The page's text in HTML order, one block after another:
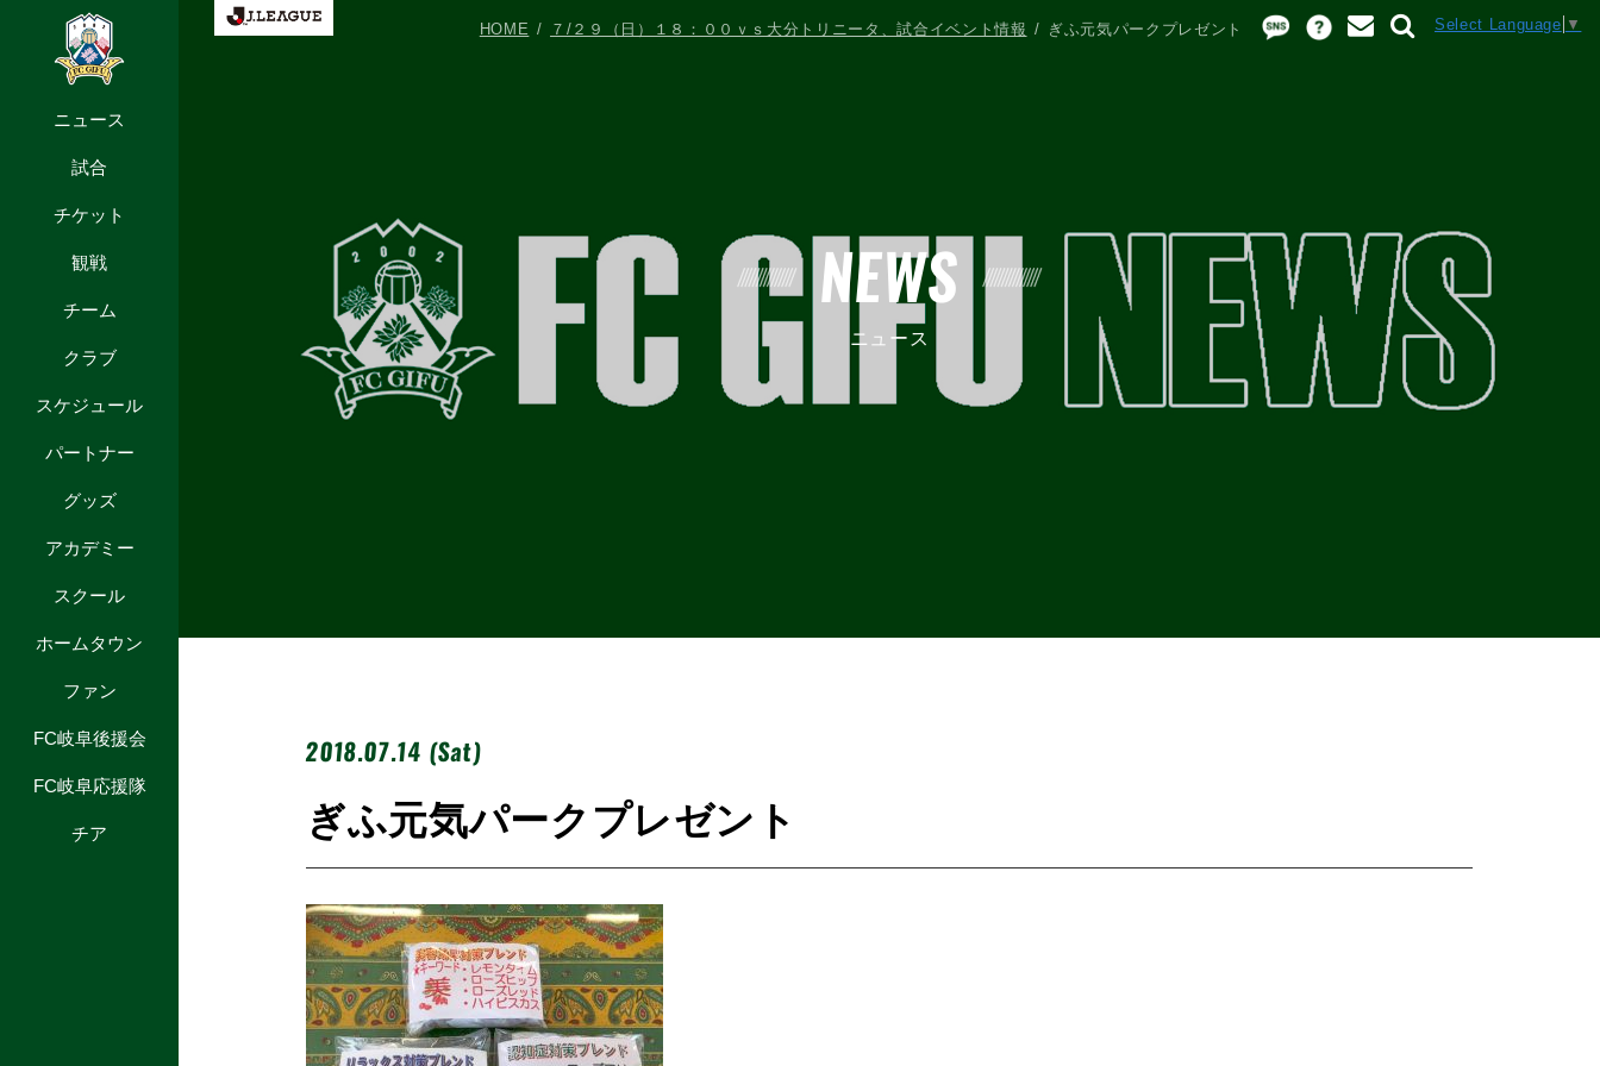
ニュース
試合
チケット
観戦
チーム
クラブ
スケジュール
パートナー
グッズ
アカデミー
スクール
ホームタウン
ファン
FC岐阜後援会
FC岐阜応援隊
チア
Select Language ▼
NEWS
ニュース
HOME ７/２９（日）１８：００ｖｓ大分トリニータ、試合イベント情報 ぎふ元気パークプレゼント
2018.07.14 (Sat)
ぎふ元気パークプレゼント